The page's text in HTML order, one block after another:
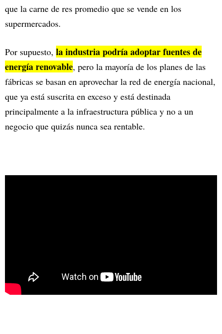
que la carne de res promedio que se vende en los
supermercados.
Por supuesto, la industria podría adoptar fuentes de
energía renovable, pero la mayoría de los planes de las
fábricas se basan en aprovechar la red de energía nacional,
que ya está suscrita en exceso y está destinada
principalmente a la infraestructura pública y no a un
negocio que quizás nunca sea rentable.